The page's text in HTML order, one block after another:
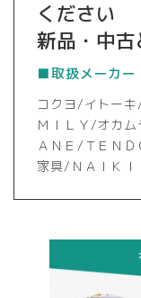
ください
新品・中
■取扱メーカー
コクヨ/イトー
ＭＩＬＹ/オカ
ＡＮＥ/ＴＥＮ
家具/ＮＡＩＫ